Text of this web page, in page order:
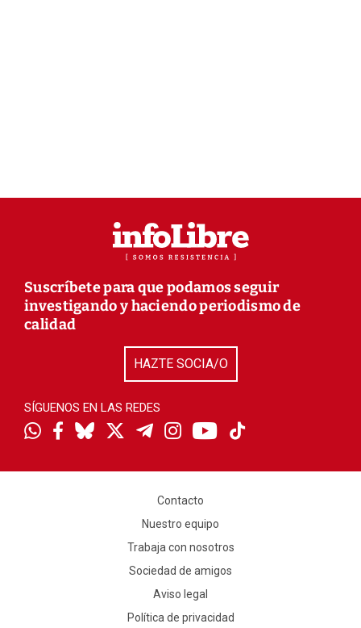
Suscríbete para que podamos seguir
investigando y haciendo periodismo de
calidad
HAZTE SOCIA/O
SÍGUENOS EN LAS REDES
Contacto
Nuestro equipo
Trabaja con nosotros
Sociedad de amigos
Aviso legal
Política de privacidad